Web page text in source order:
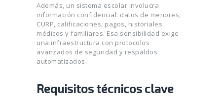
Además, un sistema escolar involucra
información confidencial: datos de menores,
CURP, calificaciones, pagos, historiales
médicos y familiares. Esa sensibilidad exige
una infraestructura con protocolos
avanzados de seguridad y respaldos
automatizados.
Requisitos técnicos clave